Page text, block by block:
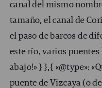
canal del mismo
tamaño, el canal de
el paso de barcos de
este río, varios
abajo!» } },{ «@type»:
puente de Vizcaya (o